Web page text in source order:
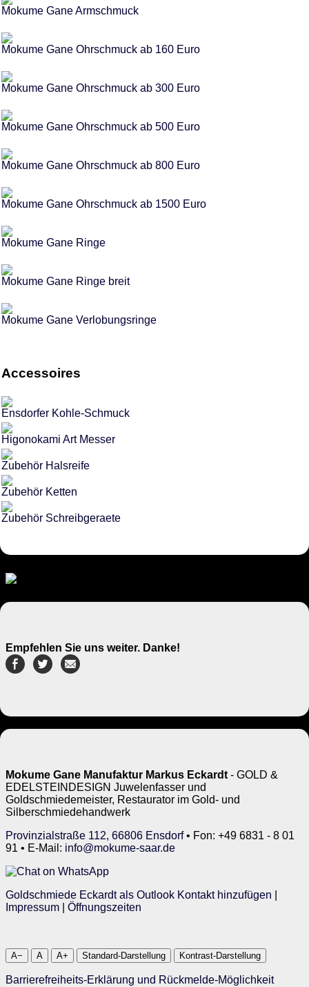
Mokume Gane Armschmuck
Mokume Gane Ohrschmuck ab 160 Euro
Mokume Gane Ohrschmuck ab 300 Euro
Mokume Gane Ohrschmuck ab 500 Euro
Mokume Gane Ohrschmuck ab 800 Euro
Mokume Gane Ohrschmuck ab 1500 Euro
Mokume Gane Ringe
Mokume Gane Ringe breit
Mokume Gane Verlobungsringe
Accessoires
Ensdorfer Kohle-Schmuck
Higonokami Art Messer
Zubehör Halsreife
Zubehör Ketten
Zubehör Schreibgeraete
Empfehlen Sie uns weiter. Danke!
Mokume Gane Manufaktur Markus Eckardt - GOLD &
EDELSTEINDESIGN Juwelenfasser und
Goldschmiedemeister, Restaurator im Gold- und
Silberschmiedehandwerk
Provinzialstraße 112, 66806 Ensdorf• Fon: +49 6831 - 8 01
91 • E-Mail: info@mokume-saar.de
Goldschmiede Eckardt als Outlook Kontakt hinzufügen
Impressum
Öffnungszeiten
A− A A+ Standard-Darstellung Kontrast-Darstellung
Barrierefreiheits-Erklärung und Rückmelde-Möglichkeit